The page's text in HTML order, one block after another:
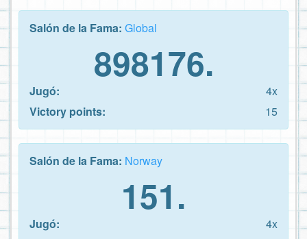
Salón de la Fama: Global
898176.
Jugó:
4x
Victory points:
15
Salón de la Fama: Norway
151.
Jugó:
4x